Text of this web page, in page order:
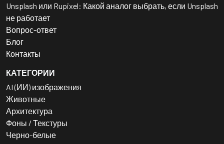
Unsplash или Rupixel: Какой аналог выбрать, если Unsplash
не работает
Вопрос-ответ
Блог
Контакты
КАТЕГОРИИ
AI (ИИ) изображения
Животные
Архитектура
Фоны / Текстуры
Черно-белые